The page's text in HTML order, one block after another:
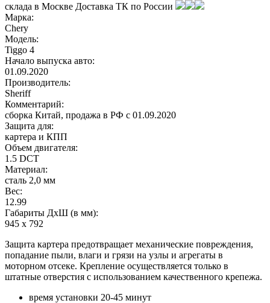
склада в Москве Доставка ТК по России
Марка:
Chery
Модель:
Tiggo 4
Начало выпуска авто:
01.09.2020
Производитель:
Sheriff
Комментарий:
сборка Китай, продажа в РФ с 01.09.2020
Защита для:
картера и КПП
Объем двигателя:
1.5 DCT
Материал:
сталь 2,0 мм
Вес:
12.99
Габариты ДхШ (в мм):
945 х 792
Защита картера предотвращает механические повреждения,
попадание пыли, влаги и грязи на узлы и агрегаты в
моторном отсеке. Крепление осуществляется только в
штатные отверстия с использованием качественного крепежа.
время установки 20-45 минут